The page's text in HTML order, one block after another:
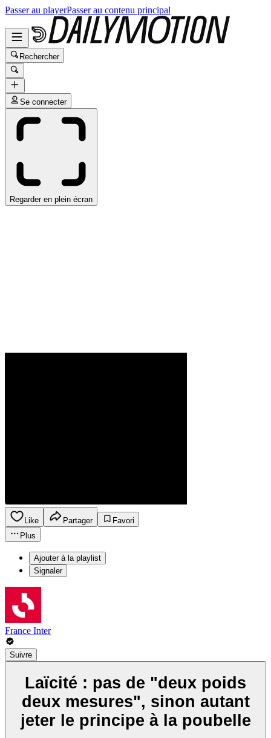
Passer au playerPasser au contenu principal
Rechercher
Se connecter
Regarder en plein écran
Like Partager
Favori
Plus
Ajouter à la playlist
Signaler
France Inter
Suivre
Laïcité : pas de "deux poids
deux mesures", sinon autant
jeter le principe à la poubelle